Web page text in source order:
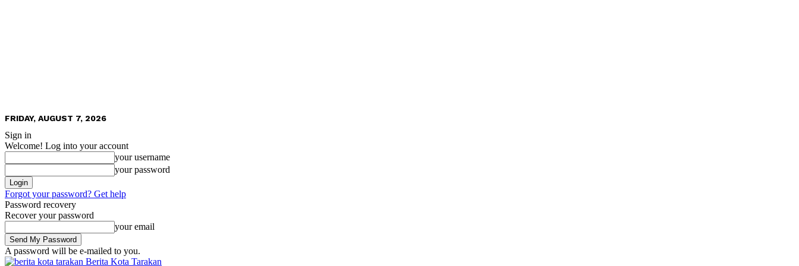
FRIDAY, AUGUST 7, 2026
Sign in
Welcome! Log into your account
your username
your password
Forgot your password? Get help
Password recovery
Recover your password
your email
A password will be e-mailed to you.
Berita Kota Tarakan